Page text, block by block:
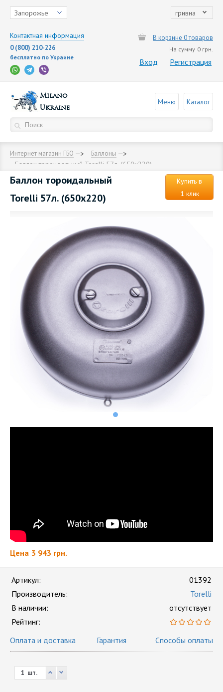
Запорожье гривна
Контактная информация
0 (800) 210-226
бесплатно по Украине
В корзине 0 товаров
На сумму 0 грн.
Вход Регистрация
Milano
Ukraine
Меню Каталог
Интернет магазин ГБО Баллоны
Баллон тороидальный Torelli 57л. (650х220)
Баллон тороидальный
Torelli 57л. (650х220)
Купить в
1 клик
Цена 3 943 грн.
Артикул:
01392
Производитель:
Torelli
В наличии:
отсутствует
Рейтинг:
Оплата и доставка
Гарантия Способы оплаты
шт.